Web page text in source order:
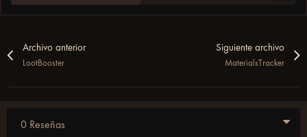
Archivo anterior
LootBooster
Siguiente archivo
MaterialsTracker
0 Reseñas